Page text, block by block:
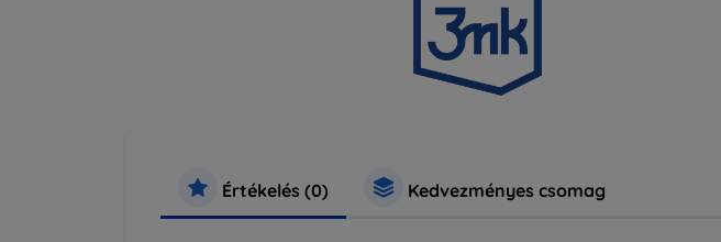
Értékelés (0) Kedvezményes csomag